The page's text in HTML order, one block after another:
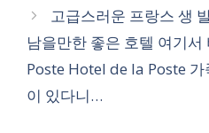
고급스러운 프랑스 생
남을만한 좋은 호텔 여기
Poste Hotel de la Poste
이 있다니…